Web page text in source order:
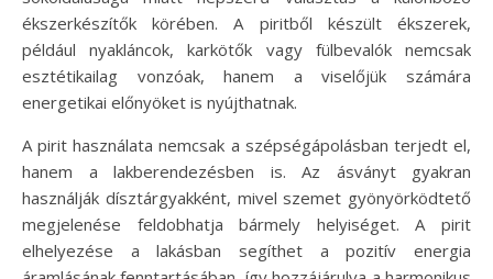
ékszerkészítők körében. A piritből készült ékszerek,
például nyakláncok, karkötők vagy fülbevalók nemcsak
esztétikailag vonzóak, hanem a viselőjük számára
energetikai előnyöket is nyújthatnak.
A pirit használata nemcsak a szépségápolásban terjedt el,
hanem a lakberendezésben is. Az ásványt gyakran
használják dísztárgyakként, mivel szemet gyönyörködtető
megjelenése feldobhatja bármely helyiséget. A pirit
elhelyezése a lakásban segíthet a pozitív energia